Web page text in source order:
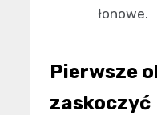
łonowe.
Pierwsze
zaskoczyć